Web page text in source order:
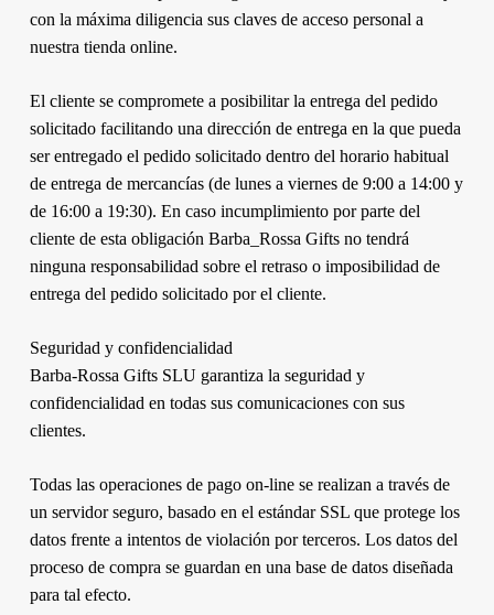
con la máxima diligencia sus claves de acceso personal a
nuestra tienda online.
El cliente se compromete a posibilitar la entrega del pedido
solicitado facilitando una dirección de entrega en la que pueda
ser entregado el pedido solicitado dentro del horario habitual
de entrega de mercancías (de lunes a viernes de 9:00 a 14:00 y
de 16:00 a 19:30). En caso incumplimiento por parte del
cliente de esta obligación Barba_Rossa Gifts no tendrá
ninguna responsabilidad sobre el retraso o imposibilidad de
entrega del pedido solicitado por el cliente.
Seguridad y confidencialidad
Barba-Rossa Gifts SLU garantiza la seguridad y
confidencialidad en todas sus comunicaciones con sus
clientes.
Todas las operaciones de pago on-line se realizan a través de
un servidor seguro, basado en el estándar SSL que protege los
datos frente a intentos de violación por terceros. Los datos del
proceso de compra se guardan en una base de datos diseñada
para tal efecto.